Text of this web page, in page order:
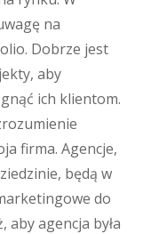
na
Dobrze jest
aby
ich klientom.
firma. Agencje,
będą w
do
agencja była